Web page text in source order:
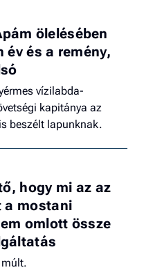
ölelésében
év és a remény,
vízilabda-
kapitánya az
beszélt lapunknak.
hogy mi az az
a mostani
omlott össze
múlt.